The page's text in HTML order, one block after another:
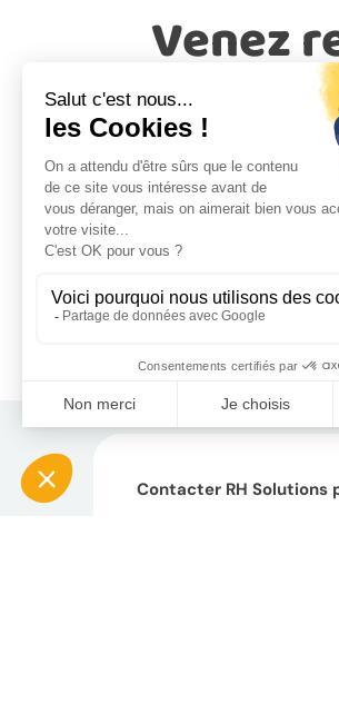
Venez
de nos
proche
Contacter RH Solutions